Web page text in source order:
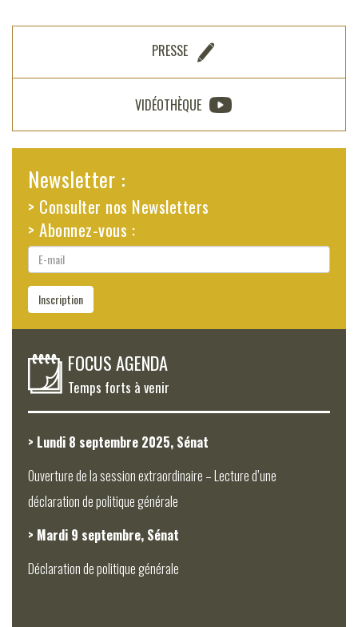
PRESSE
VIDÉOTHÈQUE
Newsletter :
> Consulter nos Newsletters
> Abonnez-vous :
E-
mail
Inscription
FOCUS AGENDA
Temps forts à venir
> Lundi 8 septembre 2025, Sénat
Ouverture de la session extraordinaire – Lecture d’une
déclaration de politique générale
> Mardi 9 septembre, Sénat
Déclaration de politique générale